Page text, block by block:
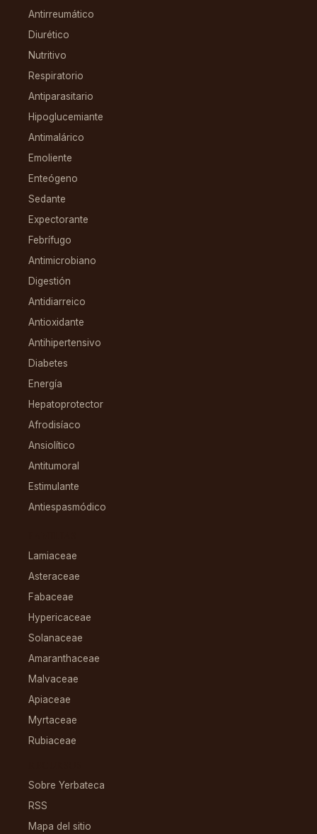
Antirreumático
Diurético
Nutritivo
Respiratorio
Antiparasitario
Hipoglucemiante
Antimalárico
Emoliente
Enteógeno
Sedante
Expectorante
Febrífugo
Antimicrobiano
Digestión
Antidiarreico
Antioxidante
Antihipertensivo
Diabetes
Energía
Hepatoprotector
Afrodisíaco
Ansiolítico
Antitumoral
Estimulante
Antiespasmódico
Lamiaceae
Asteraceae
Fabaceae
Hypericaceae
Solanaceae
Amaranthaceae
Malvaceae
Apiaceae
Myrtaceae
Rubiaceae
Sobre Yerbateca
RSS
Mapa del sitio